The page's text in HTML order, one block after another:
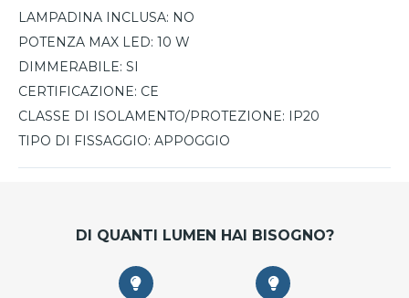
LAMPADINA INCLUSA: NO
POTENZA MAX LED: 10 W
DIMMERABILE: SI
CERTIFICAZIONE: CE
CLASSE DI ISOLAMENTO/PROTEZIONE: IP20
TIPO DI FISSAGGIO: APPOGGIO
DI QUANTI LUMEN HAI BISOGNO?